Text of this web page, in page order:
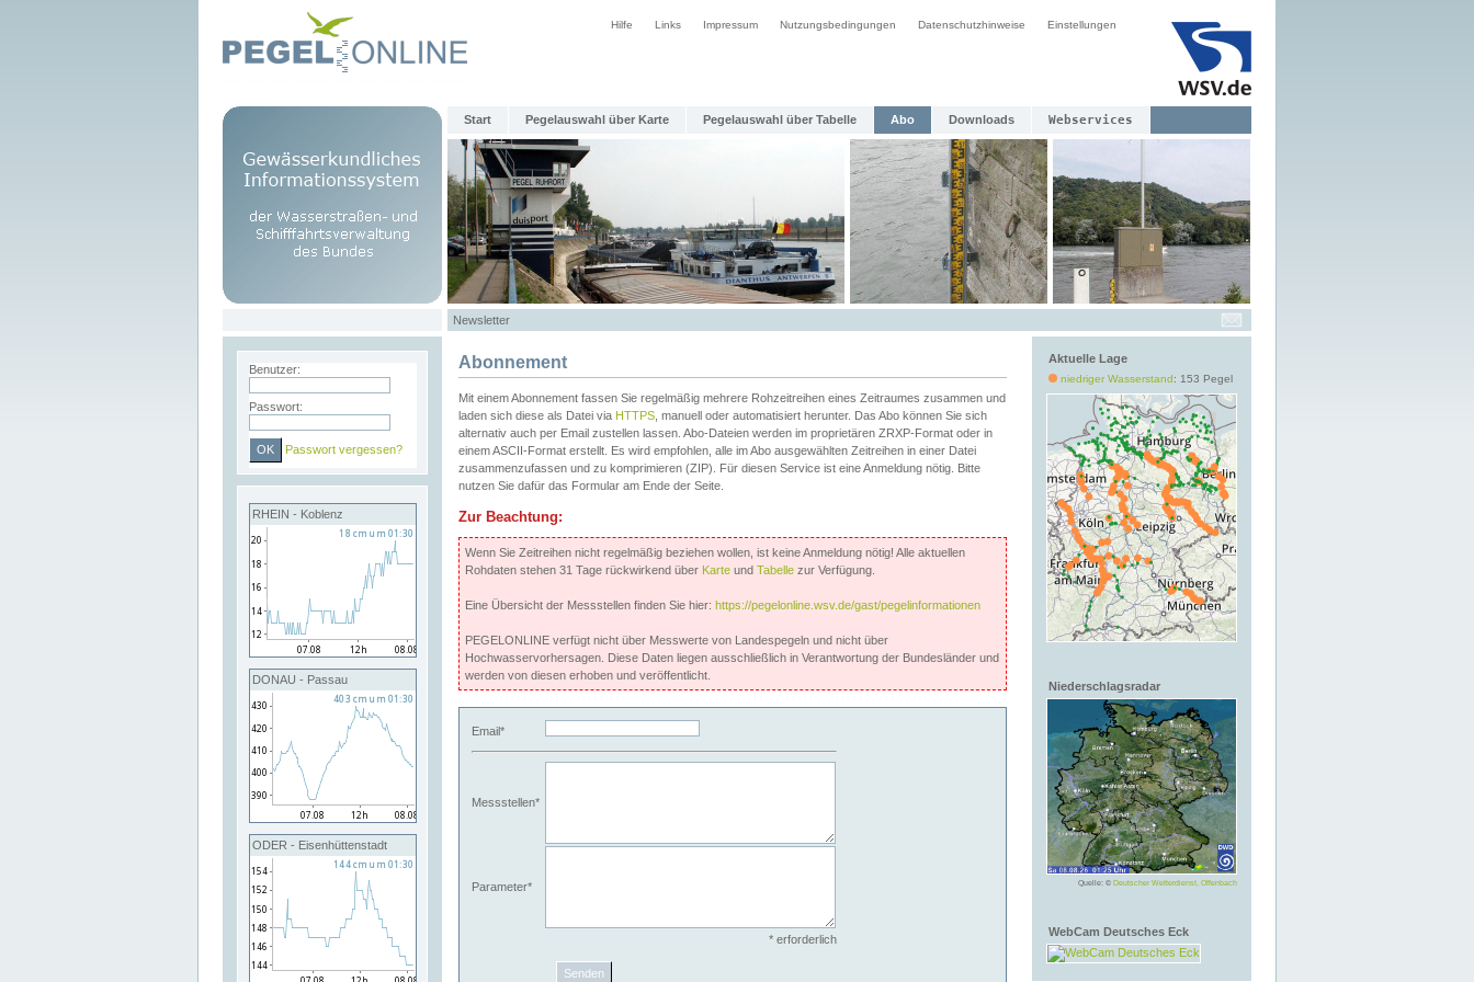
Hilfe Links Impressum Nutzungsbedingungen Datenschutzhinweise Einstellungen
Start Pegelauswahl über Karte Pegelauswahl über Tabelle Abo Downloads Webservices
Newsletter
Benutzer:
Passwort:
Passwort vergessen?
RHEIN - Koblenz
DONAU - Passau
ODER - Eisenhüttenstadt
Aktuelle Lage
niedriger Wasserstand: 153 Pegel
Niederschlagsradar
Quelle: © Deutscher Wetterdienst, Offenbach
WebCam Deutsches Eck
Abonnement
Mit einem Abonnement fassen Sie regelmäßig mehrere Rohzeitreihen eines Zeitraumes zusammen und
laden sich diese als Datei via HTTPS , manuell oder automatisiert herunter. Das Abo können Sie sich
alternativ auch per Email zustellen lassen. Abo-Dateien werden im proprietären ZRXP-Format oder in
einem ASCII-Format erstellt. Es wird empfohlen, alle im Abo ausgewählten Zeitreihen in einer Datei
zusammenzufassen und zu komprimieren (ZIP). Für diesen Service ist eine Anmeldung nötig. Bitte
nutzen Sie dafür das Formular am Ende der Seite.
Zur Beachtung:
Wenn Sie Zeitreihen nicht regelmäßig beziehen wollen, ist keine Anmeldung nötig! Alle aktuellen
Rohdaten stehen 31 Tage rückwirkend über Karte und Tabelle zur Verfügung.
Eine Übersicht der Messstellen finden Sie hier: https://pegelonline.wsv.de/gast/pegelinformationen
PEGELONLINE verfügt nicht über Messwerte von Landespegeln und nicht über
Hochwasservorhersagen. Diese Daten liegen ausschließlich in Verantwortung der Bundesländer und
werden von diesen erhoben und veröffentlicht.
Email*
Messstellen*
Parameter*
* erforderlich